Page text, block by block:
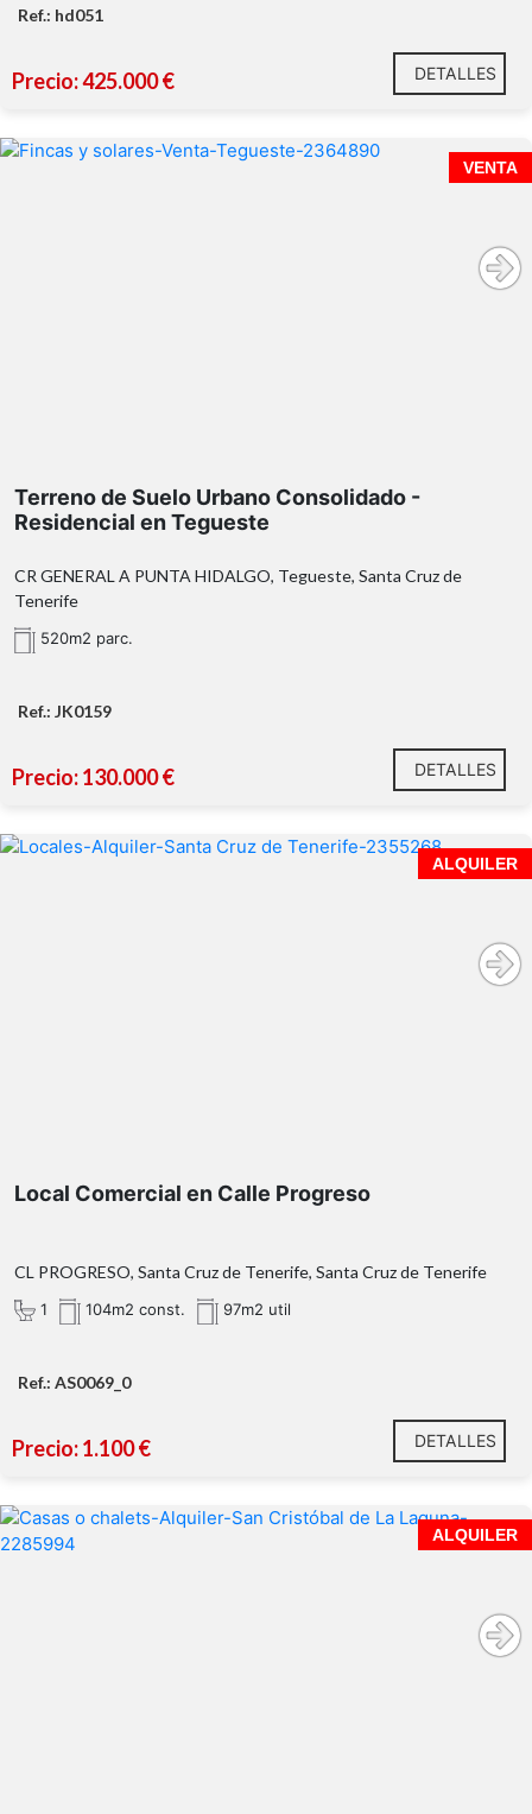
Ref.: hd051
Precio: 425.000 € DETALLES
VENTA
Terreno de Suelo Urbano Consolidado -
Residencial en Tegueste
CR GENERAL A PUNTA HIDALGO, Tegueste, Santa Cruz de
Tenerife
520m2 parc.
Ref.: JK0159
Precio: 130.000 € DETALLES
ALQUILER
Local Comercial en Calle Progreso
CL PROGRESO, Santa Cruz de Tenerife, Santa Cruz de Tenerife
1 104m2 const. 97m2 util
Ref.: AS0069_0
Precio: 1.100 € DETALLES
ALQUILER
¡Se puede valorar alquiler por habitación!